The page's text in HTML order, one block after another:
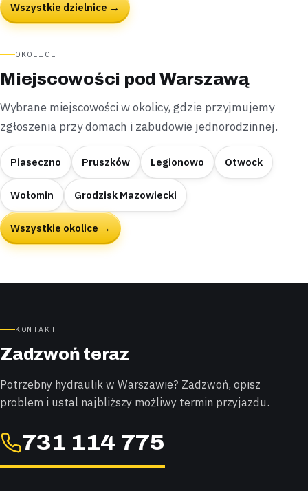
Wszystkie dzielnice →
OKOLICE
Miejscowości pod Warszawą
Wybrane miejscowości w okolicy, gdzie przyjmujemy
zgłoszenia przy domach i zabudowie jednorodzinnej.
Piaseczno Pruszków Legionowo Otwock
Wołomin Grodzisk Mazowiecki
Wszystkie okolice →
KONTAKT
Zadzwoń teraz
Potrzebny hydraulik w Warszawie? Zadzwoń, opisz
problem i ustal najbliższy możliwy termin przyjazdu.
731 114 775